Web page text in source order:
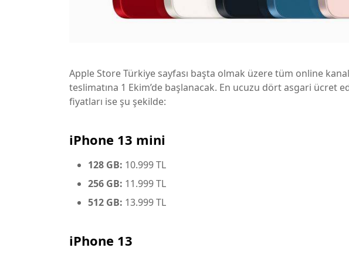
Apple Store Türkiye sayfası başta olmak üzere tüm online
teslimatına 1 Ekim’de başlanacak. En ucuzu dört asgari ücret
fiyatları ise şu şekilde:
iPhone 13 mini
128 GB: 10.999 TL
256 GB: 11.999 TL
512 GB: 13.999 TL
iPhone 13